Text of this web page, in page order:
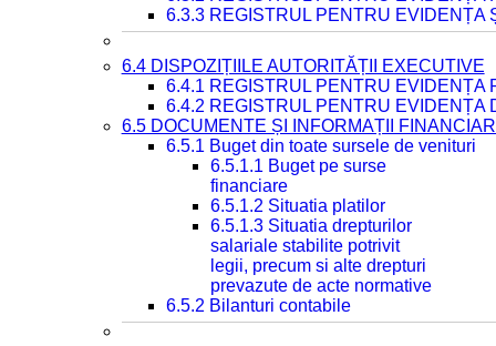
6.3.3 REGISTRUL PENTRU EVIDENȚA
6.4 DISPOZIȚIILE AUTORITĂȚII EXECUTIVE
6.4.1 REGISTRUL PENTRU EVIDENȚA
6.4.2 REGISTRUL PENTRU EVIDENȚA
6.5 DOCUMENTE ȘI INFORMAȚII
6.5.1 Buget din toate sursele de venituri
6.5.1.1 Buget pe surse
financiare
6.5.1.2 Situatia platilor
6.5.1.3 Situatia drepturilor
salariale stabilite potrivit
legii, precum si alte drepturi
prevazute de acte normative
6.5.2 Bilanturi contabile